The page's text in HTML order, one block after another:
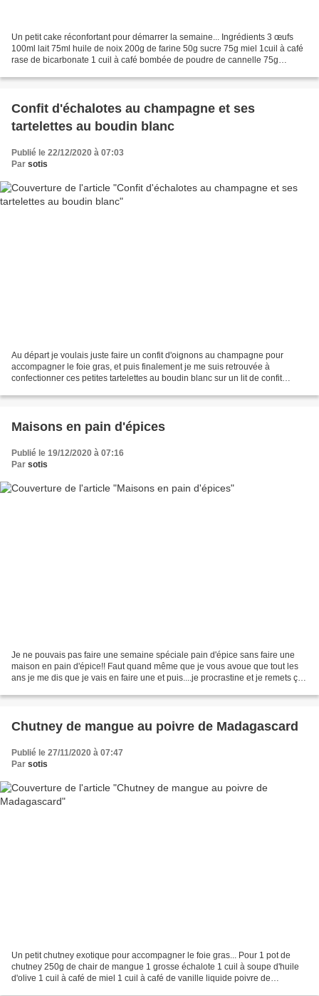
Un petit cake réconfortant pour démarrer la semaine... Ingrédients 3 œufs
100ml lait 75ml huile de noix 200g de farine 50g sucre 75g miel 1cuil à café
rase de bicarbonate 1 cuil à café bombée de poudre de cannelle 75g
Confit d'échalotes au champagne et ses
tartelettes au boudin blanc
Publié le 22/12/2020 à 07:03
Par sotis
Au départ je voulais juste faire un confit d'oignons au champagne pour
accompagner le foie gras, et puis finalement je me suis retrouvée à
confectionner ces petites tartelettes au boudin blanc sur un lit de confit
Maisons en pain d'épices
Publié le 19/12/2020 à 07:16
Par sotis
Je ne pouvais pas faire une semaine spéciale pain d'épice sans faire une
maison en pain d'épice!! Faut quand même que je vous avoue que tout les
ans je me dis que je vais en faire une et puis....je procrastine et je remets ça
Chutney de mangue au poivre de Madagascard
Publié le 27/11/2020 à 07:47
Par sotis
Un petit chutney exotique pour accompagner le foie gras... Pour 1 pot de
chutney 250g de chair de mangue 1 grosse échalote 1 cuil à soupe d'huile
d'olive 1 cuil à café de miel 1 cuil à café de vanille liquide poivre de